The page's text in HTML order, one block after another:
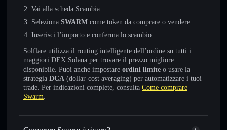
Vai alla scheda Scambia
Seleziona SWARM come token da comprare o vendere
Inserisci l’importo e conferma lo scambio
Solflare utilizza il routing intelligente dell’ordine su tutti i
maggiori DEX Solana per trovare il prezzo migliore
disponibile. Puoi anche impostare ordini limite o usare la
strategia DCA (dollar-cost averaging) per automatizzare i tuoi
trade. Per indicazioni complete, consulta Come comprare
Swarm.